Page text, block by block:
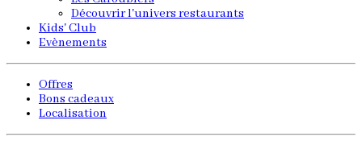
Découvrir l'univers restaurants
Kids' Club
Evènements
Offres
Bons cadeaux
Localisation